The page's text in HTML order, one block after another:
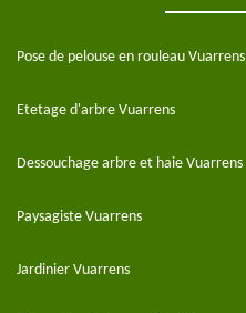
Pose de pelouse en rouleau Vuarrens
Etetage d'arbre Vuarrens
Dessouchage arbre et haie Vuarrens
Paysagiste Vuarrens
Jardinier Vuarrens